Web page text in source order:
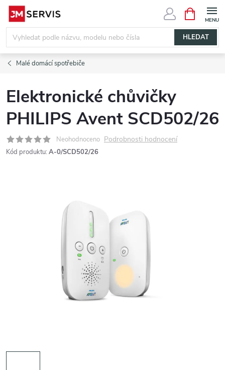
Přejít
obsah
HLEDAT
NÁKUPNÍ
KOŠÍK
Malé domácí spotřebiče
Elektronické chůvičky
PHILIPS Avent SCD502/26
Neohodnoceno Podrobnosti hodnocení
Kód produktu: A-0/SCD502/26